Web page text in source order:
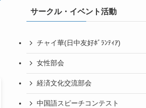
サークル・イベント活動
チャイ華(日中友好ﾎﾞﾗﾝﾃｨｱ)
女性部会
経済文化交流部会
中国語スピーチコンテスト